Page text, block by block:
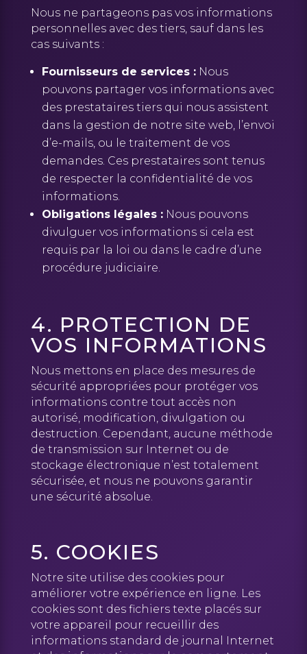
Nous ne partageons pas vos informations
personnelles avec des tiers, sauf dans les
cas suivants :
Fournisseurs de services :Nous
pouvons partager vos informations avec
des prestataires tiers qui nous assistent
dans la gestion de notre site web, l’envoi
d’e-mails, ou le traitement de vos
demandes. Ces prestataires sont tenus
de respecter la confidentialité de vos
informations.
Obligations légales :Nous pouvons
divulguer vos informations si cela est
requis par la loi ou dans le cadre d’une
procédure judiciaire.
4. PROTECTION DE
VOS INFORMATIONS
Nous mettons en place des mesures de
sécurité appropriées pour protéger vos
informations contre tout accès non
autorisé, modification, divulgation ou
destruction. Cependant, aucune méthode
de transmission sur Internet ou de
stockage électronique n’est totalement
sécurisée, et nous ne pouvons garantir
une sécurité absolue.
5. COOKIES
Notre site utilise des cookies pour
améliorer votre expérience en ligne. Les
cookies sont des fichiers texte placés sur
votre appareil pour recueillir des
informations standard de journal Internet